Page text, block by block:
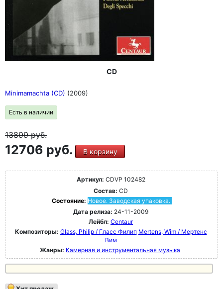
CD
Minimamachta (CD) (2009)
Есть в наличии
13899руб.
12706 руб. В корзину
Артикул: CDVP 102482
Состав: CD
Состояние: Новое. Заводская упаковка.
Дата релиза: 24-11-2009
Лейбл: Centaur
Композиторы: Glass, Philip / Гласс Филип Mertens, Wim / Мертенс
Вим
Жанры: Камерная и инструментальная музыка